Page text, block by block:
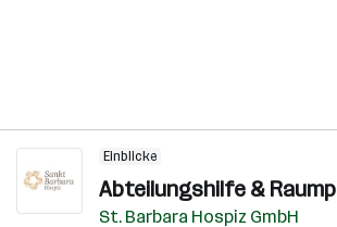
Einblicke
Abteilungshilfe &
St. Barbara Hospiz GmbH